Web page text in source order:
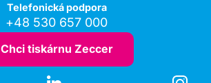
Telefonická podpora
+48 530 657 000
Chci tiskárnu Zeccer